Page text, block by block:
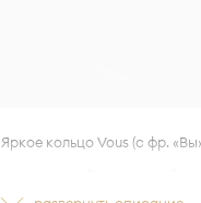
Яркое кольцо Vous (с фр.
интенсивностью в огранке